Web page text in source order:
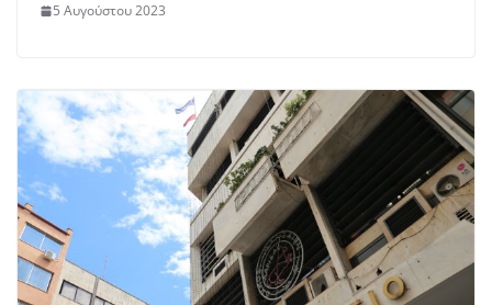
5 Αυγούστου 2023